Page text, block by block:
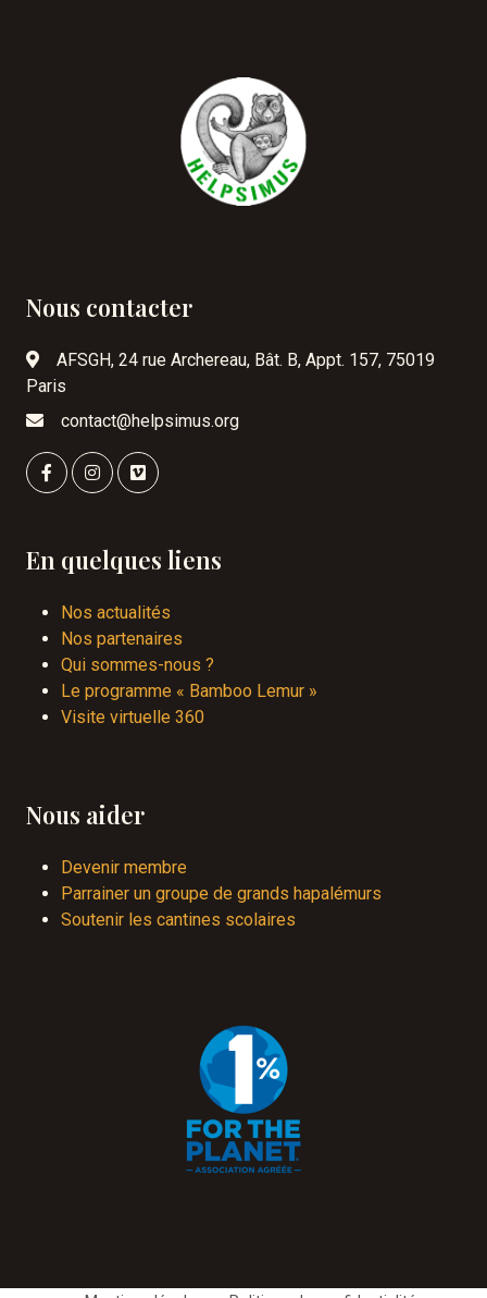
Nous contacter
AFSGH, 24 rue Archereau, Bât. B, Appt. 157, 75019
Paris
contact@helpsimus.org
En quelques liens
Nos actualités
Nos partenaires
Qui sommes-nous ?
Le programme « Bamboo Lemur »
Visite virtuelle 360
Nous aider
Devenir membre
Parrainer un groupe de grands hapalémurs
Soutenir les cantines scolaires